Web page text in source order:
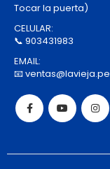
Tocar la puerta)
CELULAR:
📞 903431983
EMAIL:
📧 ventas@lavieja.pe